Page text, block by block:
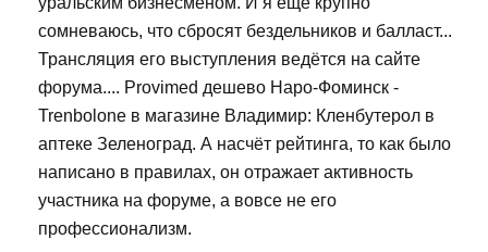
сомневаюсь, что сбросят бездельников и балласт...
Трансляция его выступления ведётся на сайте
форума.... Provimed дешево Наро-Фоминск -
Trenbolone в магазине Владимир: Кленбутерол в
аптеке Зеленоград. А насчёт рейтинга, то как было
написано в правилах, он отражает активность
участника на форуме, а вовсе не его
профессионализм.